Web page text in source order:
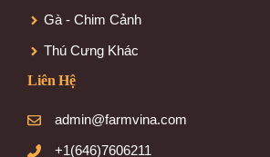
Gà - Chim Cảnh
Thú Cưng Khác
Liên Hệ
admin@farmvina.com
+1(646)7606211